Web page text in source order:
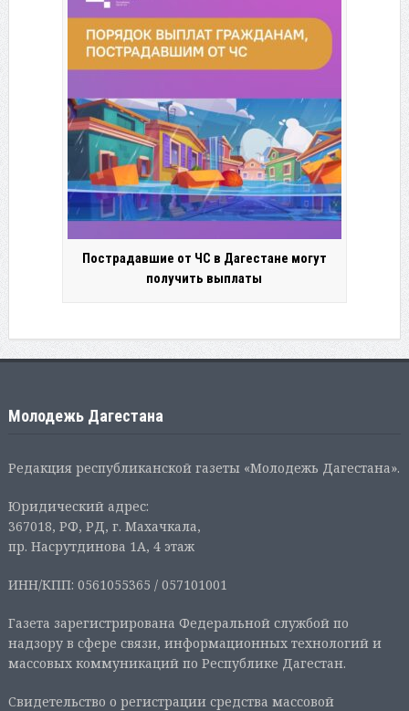
Пострадавшие от ЧС в Дагестане могут
получить выплаты
Молодежь Дагестана
Редакция республиканской газеты «Молодежь Дагестана».
Юридический адрес:
367018, РФ, РД, г. Махачкала,
пр. Насрутдинова 1А, 4 этаж
ИНН/КПП: 0561055365 / 057101001
Газета зарегистрирована Федеральной службой по
надзору в сфере связи, информационных технологий и
массовых коммуникаций по Республике Дагестан.
Свидетельство о регистрации средства массовой